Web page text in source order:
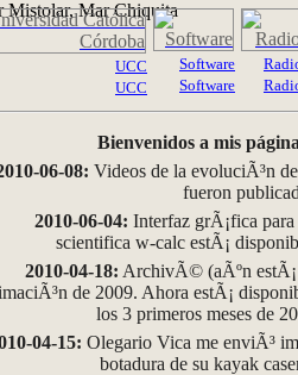
UCC
UCC
Software
Software
Bienvenidos a mis
06-08: Videos de la evoluciÃ³n
fueron
2010-06-04: Interfaz grÃ¡fica
scientifica w-calc estÃ¡
2010-04-18: ArchivÃ© (aÃºn
de 2009. Ahora estÃ¡
los 3 primeros meses de
04-15: Olegario Vica me enviÃ³
botadura de su kayak